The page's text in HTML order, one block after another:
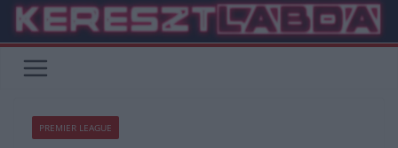
Skip
content
PREMIER LEAGUE